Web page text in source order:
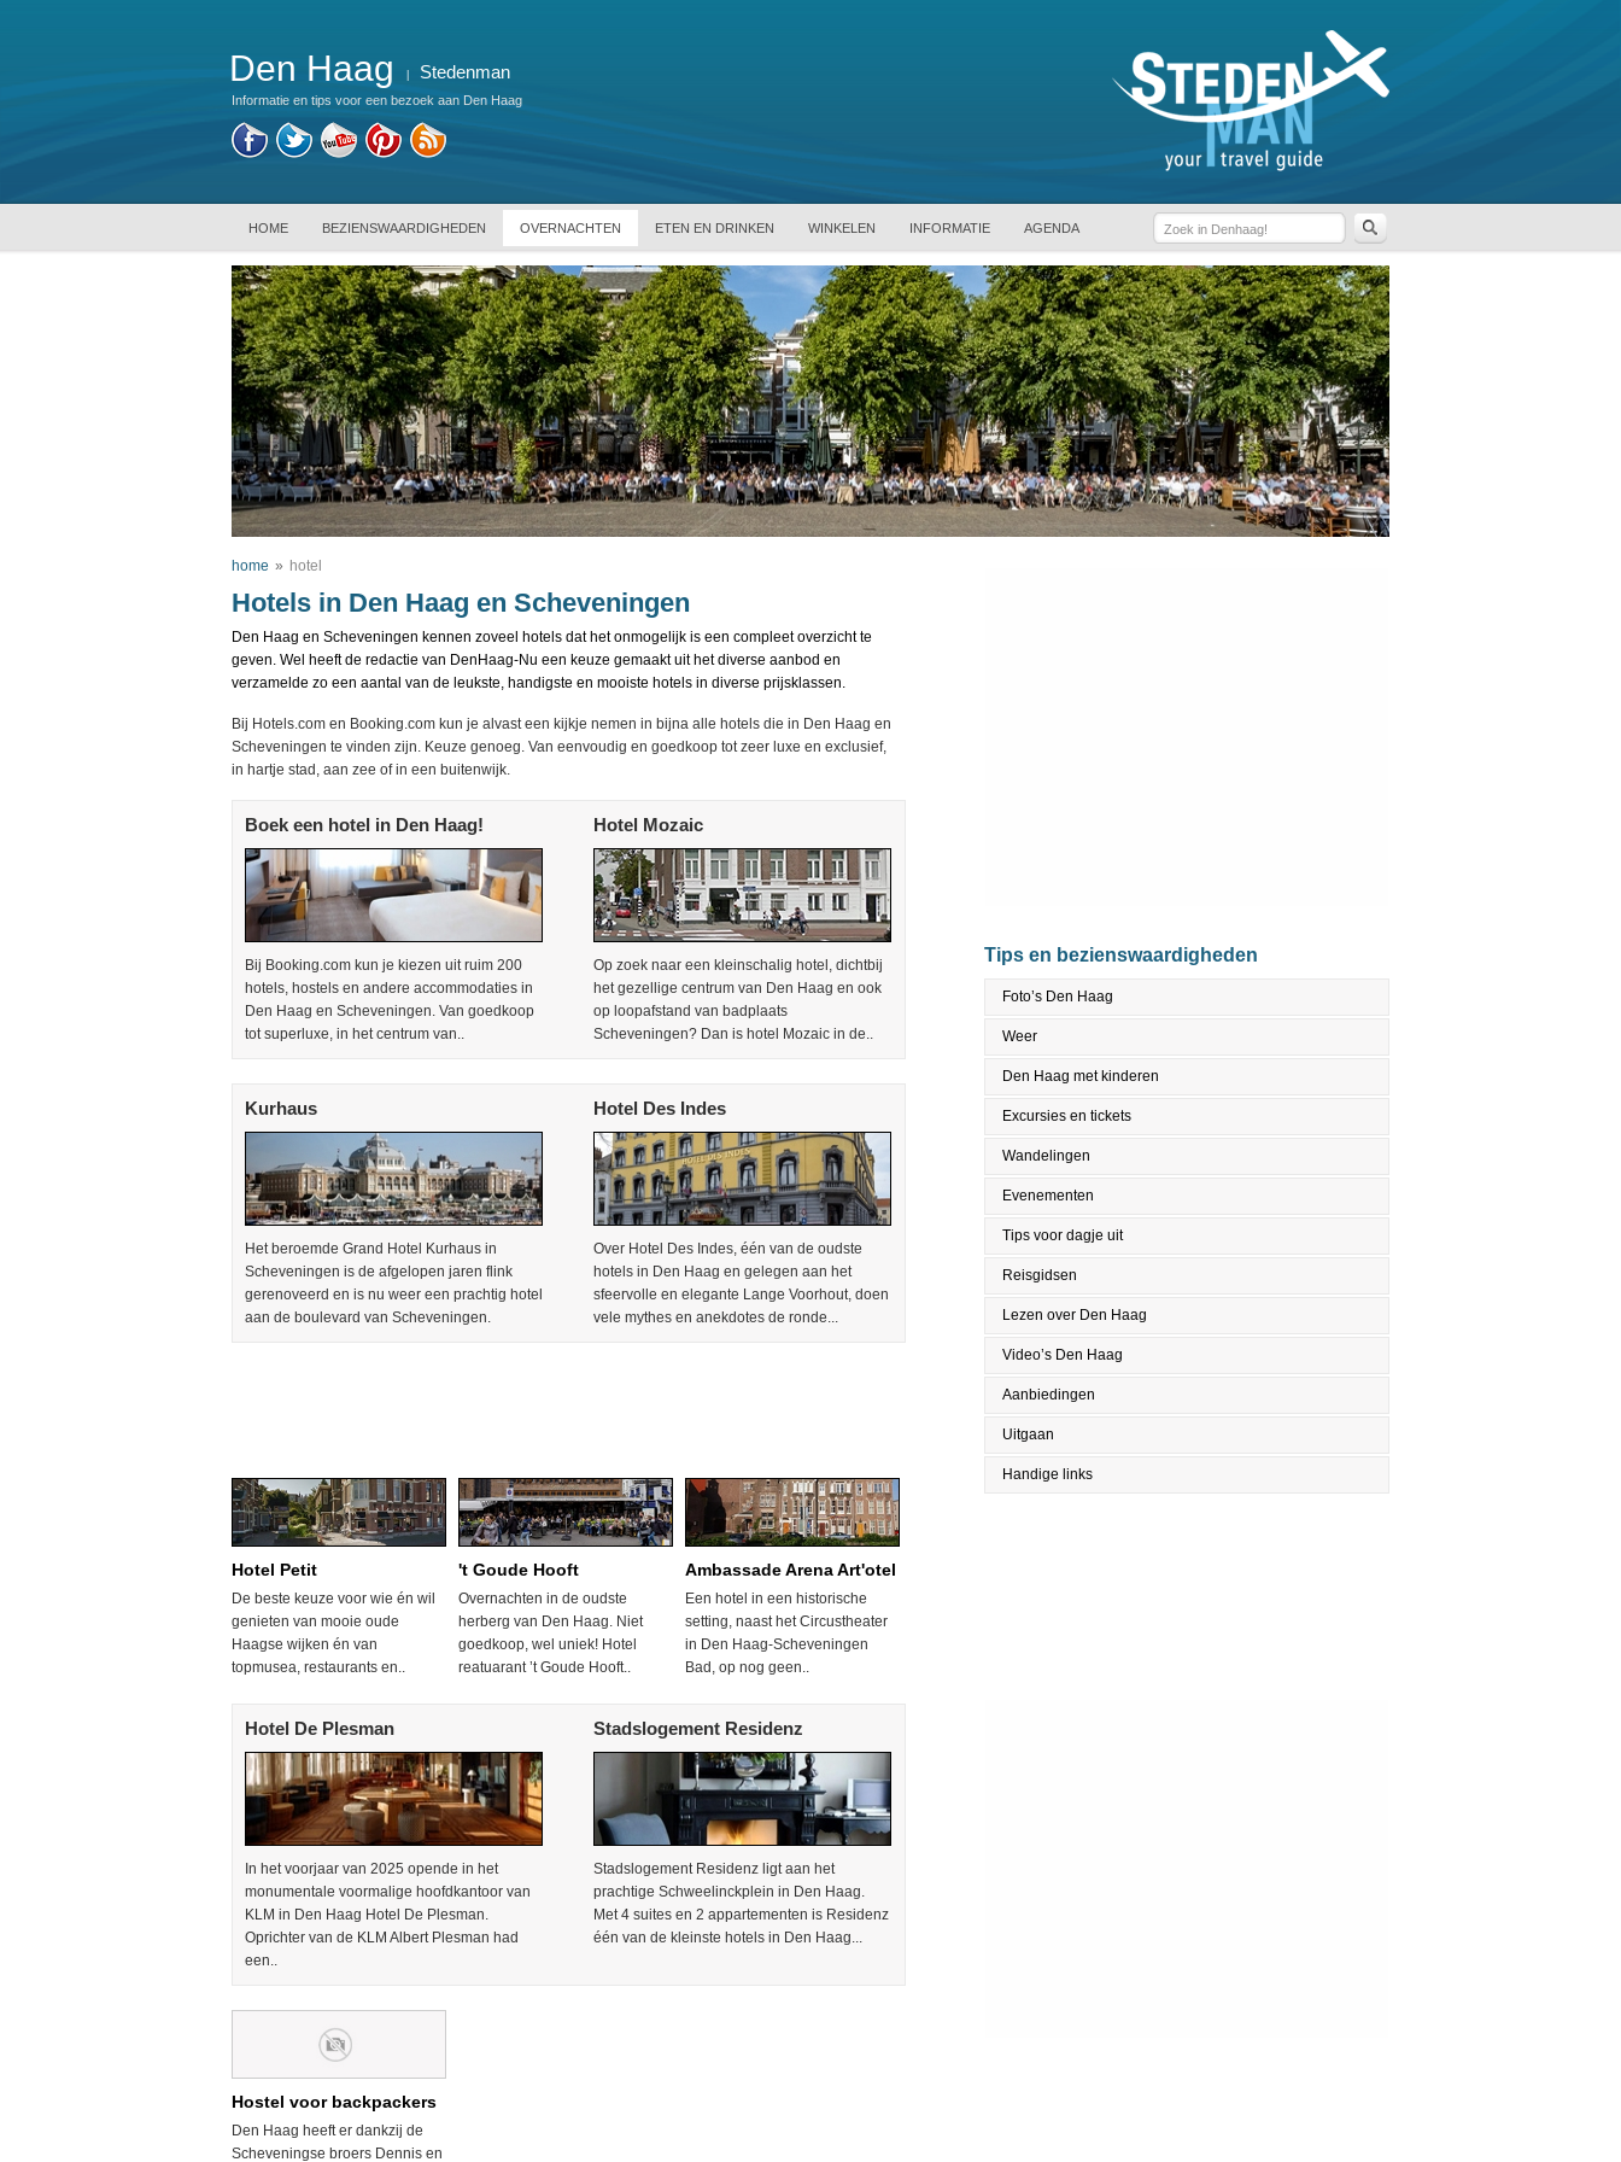
Den Haag Stedenman
Informatie en tips voor een bezoek aan Den Haag
HOME BEZIENSWAARDIGHEDEN OVERNACHTEN ETEN EN DRINKEN WINKELEN INFORMATIE AGENDA
home » hotel
Hotels in Den Haag en Scheveningen
Den Haag en Scheveningen kennen zoveel hotels dat het onmogelijk is een compleet overzicht te
geven. Wel heeft de redactie van DenHaag-Nu een keuze gemaakt uit het diverse aanbod en
verzamelde zo een aantal van de leukste, handigste en mooiste hotels in diverse prijsklassen.
Bij Hotels.com en Booking.com kun je alvast een kijkje nemen in bijna alle hotels die in Den Haag en
Scheveningen te vinden zijn. Keuze genoeg. Van eenvoudig en goedkoop tot zeer luxe en exclusief,
in hartje stad, aan zee of in een buitenwijk.
Boek een hotel in Den Haag!
Bij Booking.com kun je kiezen uit ruim 200
hotels, hostels en andere accommodaties in
Den Haag en Scheveningen. Van goedkoop
tot superluxe, in het centrum van..
Hotel Mozaic
Op zoek naar een kleinschalig hotel, dichtbij
het gezellige centrum van Den Haag en ook
op loopafstand van badplaats
Scheveningen? Dan is hotel Mozaic in de..
Kurhaus
Het beroemde Grand Hotel Kurhaus in
Scheveningen is de afgelopen jaren flink
gerenoveerd en is nu weer een prachtig hotel
aan de boulevard van Scheveningen.
Hotel Des Indes
Over Hotel Des Indes, één van de oudste
hotels in Den Haag en gelegen aan het
sfeervolle en elegante Lange Voorhout, doen
vele mythes en anekdotes de ronde...
Hotel Petit
De beste keuze voor wie én wil
genieten van mooie oude
Haagse wijken én van
topmusea, restaurants en..
't Goude Hooft
Overnachten in de oudste
herberg van Den Haag. Niet
goedkoop, wel uniek! Hotel
reatuarant ’t Goude Hooft..
Ambassade Arena Art'otel
Een hotel in een historische
setting, naast het Circustheater
in Den Haag-Scheveningen
Bad, op nog geen..
Hotel De Plesman
In het voorjaar van 2025 opende in het
monumentale voormalige hoofdkantoor van
KLM in Den Haag Hotel De Plesman.
Oprichter van de KLM Albert Plesman had
een..
Stadslogement Residenz
Stadslogement Residenz ligt aan het
prachtige Schweelinckplein in Den Haag.
Met 4 suites en 2 appartementen is Residenz
één van de kleinste hotels in Den Haag...
Hostel voor backpackers
Den Haag heeft er dankzij de
Scheveningse broers Dennis en
Tips en bezienswaardigheden
Foto’s Den Haag
Weer
Den Haag met kinderen
Excursies en tickets
Wandelingen
Evenementen
Tips voor dagje uit
Reisgidsen
Lezen over Den Haag
Video’s Den Haag
Aanbiedingen
Uitgaan
Handige links